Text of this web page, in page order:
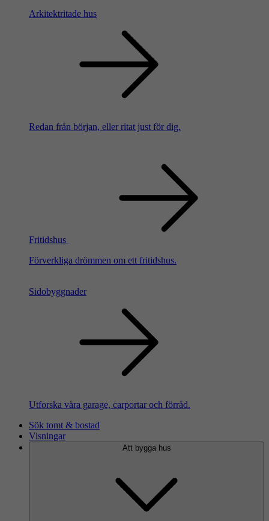
Arkitektritade hus
Redan från början, eller ritat just för dig.
Fritidshus
Förverkliga drömmen om ett fritidshus.
Sidobyggnader
Utforska våra garage, carportar och förråd.
Sök tomt & bostad
Visningar
Att bygga hus